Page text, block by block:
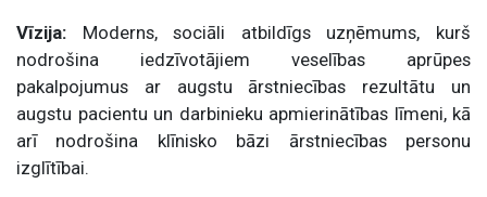
Vīzija: Moderns, sociāli atbildīgs uzņēmums, kurš
nodrošina iedzīvotājiem veselības aprūpes
pakalpojumus ar augstu ārstniecības rezultātu un
augstu pacientu un darbinieku apmierinātības līmeni, kā
arī nodrošina klīnisko bāzi ārstniecības personu
izglītībai.